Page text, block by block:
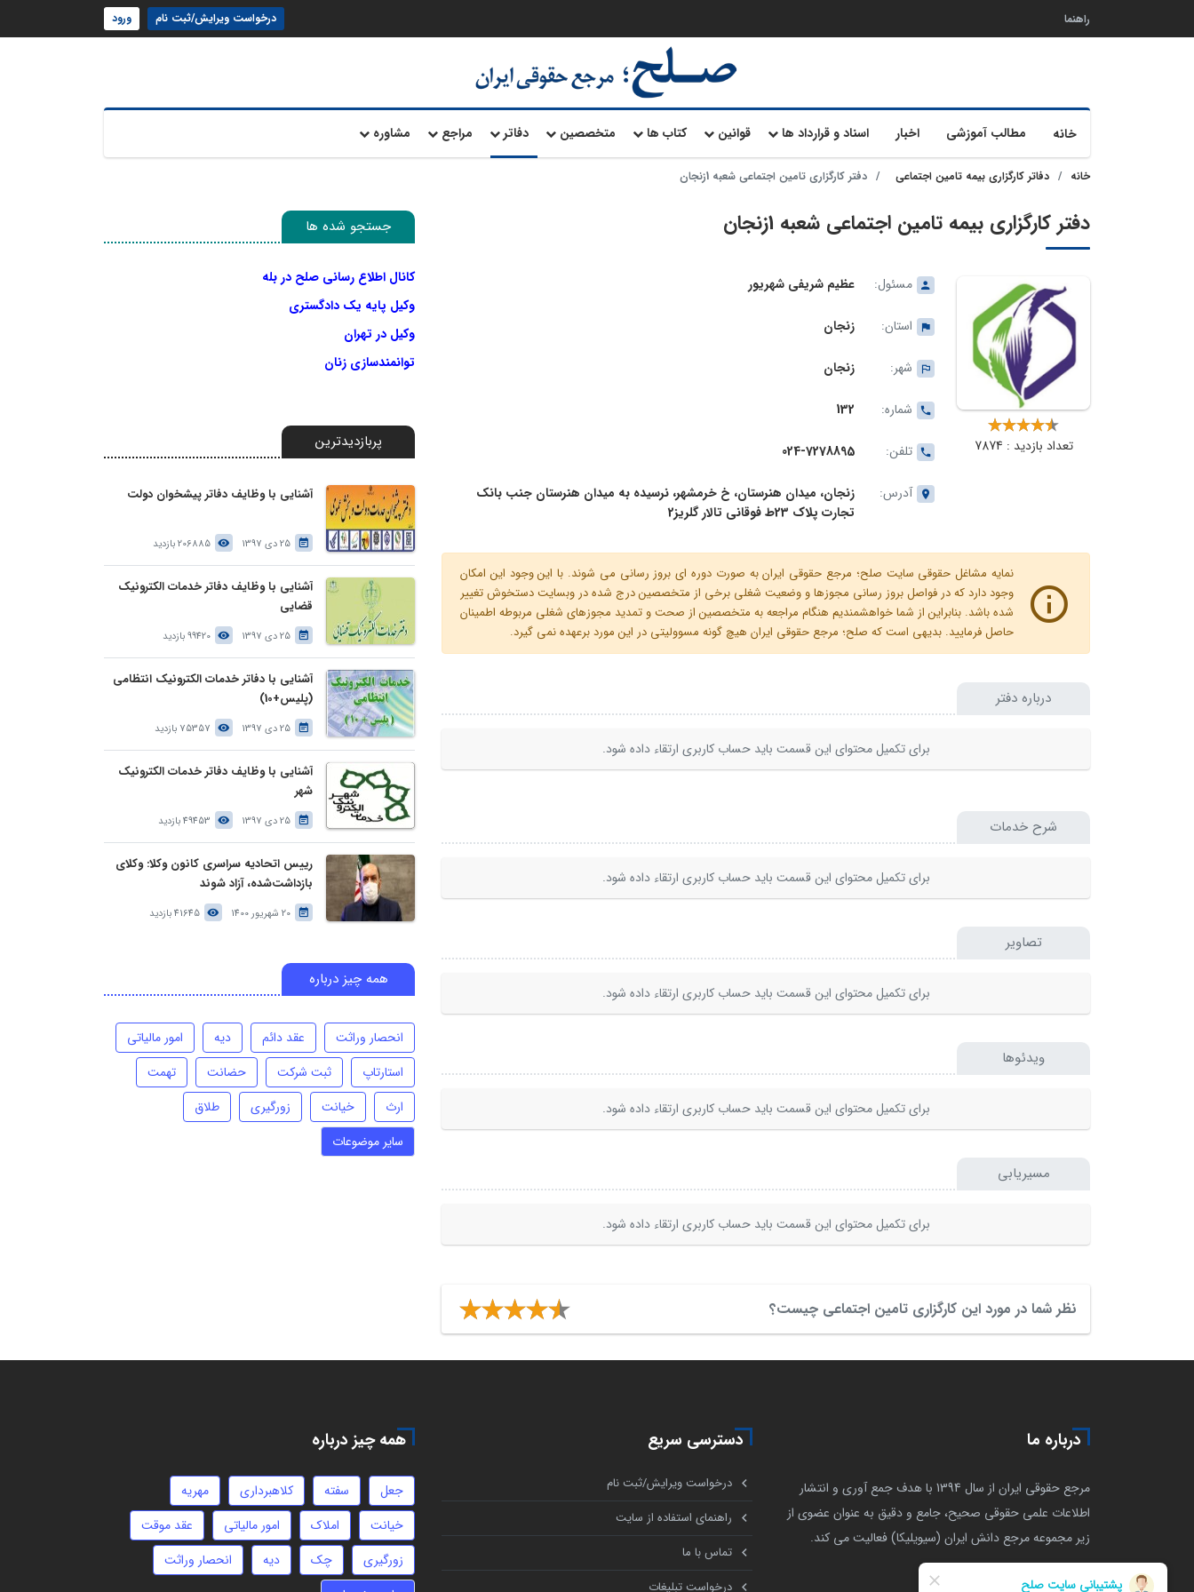
راهنما درخواست ویرایش/ثبت نام ورود
خانه مطالب آموزشی اخبار اسناد و قرارداد ها قوانین کتاب ها متخصصین دفاتر مراجع مشاوره
خانه دفاتر کارگزاری بیمه تامین اجتماعی دفتر کارگزاری تامین اجتماعی شعبه 1زنجان
دفتر کارگزاری بیمه تامین اجتماعی شعبه 1زنجان
تعداد بازدید : 7874
مسئول: عظیم شریفی شهریور
استان: زنجان
شهر: زنجان
شماره: 132
تلفن: 024-7278895
آدرس:
زنجان، میدان هنرستان، خ خرمشهر، نرسیده به میدان هنرستان جنب بانک
تجارت پلاک 23ط فوقانی تالار گلریز2
نمایه مشاغل حقوقی سایت صلح؛ مرجع حقوقی ایران به صورت دوره ای بروز رسانی می شوند. با این وجود این امکان
وجود دارد که در فواصل بروز رسانی مجوزها و وضعیت شغلی برخی از متخصصین درج شده در وبسایت دستخوش تغییر
شده باشد. بنابراین از شما خواهشمندیم هنگام مراجعه به متخصصین از صحت و تمدید مجوزهای شغلی مربوطه اطمینان
حاصل فرمایید. بدیهی است که صلح؛ مرجع حقوقی ایران هیچ گونه مسوولیتی در این مورد برعهده نمی گیرد.
درباره دفتر
برای تکمیل محتوای این قسمت باید حساب کاربری ارتقاء داده شود.
شرح خدمات
برای تکمیل محتوای این قسمت باید حساب کاربری ارتقاء داده شود.
تصاویر
برای تکمیل محتوای این قسمت باید حساب کاربری ارتقاء داده شود.
ویدئوها
برای تکمیل محتوای این قسمت باید حساب کاربری ارتقاء داده شود.
مسیریابی
برای تکمیل محتوای این قسمت باید حساب کاربری ارتقاء داده شود.
نظر شما در مورد این کارگزاری تامین اجتماعی چیست؟
جستجو شده ها
کانال اطلاع رسانی صلح در بله
وکیل پایه یک دادگستری
وکیل در تهران
توانمندسازی زنان
پربازدیدترین
آشنایی با وظایف دفاتر پیشخوان دولت
25 دی 1397 206885 بازدید
آشنایی با وظایف دفاتر خدمات الکترونیک
قضایی
25 دی 1397 99420 بازدید
آشنایی با دفاتر خدمات الکترونیک انتظامی
(پلیس+10)
25 دی 1397 75357 بازدید
آشنایی با وظایف دفاتر خدمات الکترونیک
شهر
25 دی 1397 49453 بازدید
رییس اتحادیه سراسری کانون وکلا: وکلای
بازداشت‌شده، آزاد شوند
20 شهریور 1400 41645 بازدید
همه چیز درباره
انحصار وراثت عقد دائم دیه
امور مالیاتی
استارتاپ
ثبت شرکت حضانت
تهمت
ارث
خیانت زورگیری
طلاق
سایر موضوعات
درباره ما
مرجع حقوقی ایران از سال 1394 با هدف جمع آوری و انتشار
اطلاعات علمی حقوقی صحیح، جامع و دقیق به عنوان عضوی از
زیر مجموعه مرجع دانش ایران (سیویلیکا) فعالیت می کند.
دسترسی سریع
درخواست ویرایش/ثبت نام
راهنمای استفاده از سایت
تماس با ما
درخواست تبلیغات
همه چیز درباره
جعل سفته کلاهبرداری
مهریه
خیانت
املاک امور مالیاتی
عقد موقت
زورگیری
چک دیه
انحصار وراثت